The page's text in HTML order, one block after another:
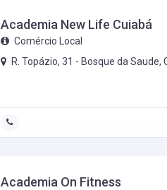
Academia New Life Cuiabá
Comércio Local
R. Topázio, 31 - Bosque da
Academia On Fitness